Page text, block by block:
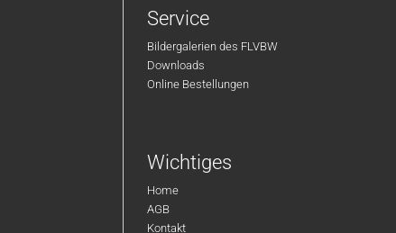
Service
Bildergalerien des FLVBW
Downloads
Online Bestellungen
Wichtiges
Home
AGB
Kontakt